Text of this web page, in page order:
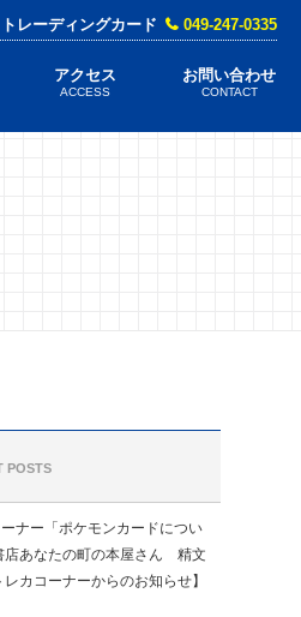
レーディングカード 049-247-0335
アクセス
ACCESS
お問い合わせ
CONTACT
POSTS
ナー「ポケモンカードについ
店あなたの町の本屋さん 精文
カコーナーからのお知らせ】